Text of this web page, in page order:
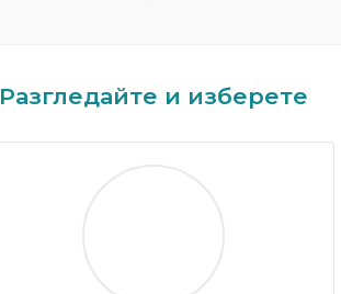
Разгледайте и изберете